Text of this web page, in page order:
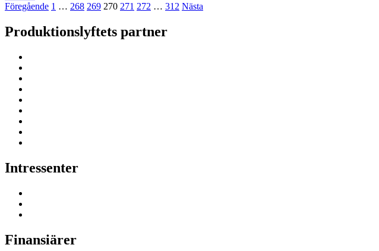
Föregående 1 … 268 269 270 271 272 … 312 Nästa
Produktionslyftets partner
Intressenter
Finansiärer